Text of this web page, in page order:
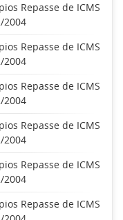
Repasse de ICMS
2004
Repasse de ICMS
2004
Repasse de ICMS
2004
Repasse de ICMS
2004
Repasse de ICMS
2004
Repasse de ICMS